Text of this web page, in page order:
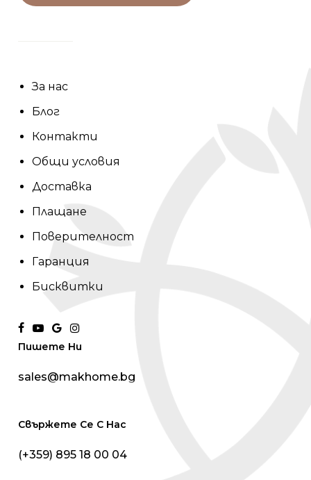
За нас
Блог
Контакти
Общи условия
Доставка
Плащане
Поверителност
Гаранция
Бисквитки
facebook
youtube
google-
plus
instagram
Пишете Ни
sales@makhome.bg
Свържете Се С Нас
(+359) 895 18 00 04